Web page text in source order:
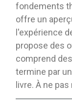
fondements
offre un
l'expérience
propose des
comprend
termine par
livre. À ne